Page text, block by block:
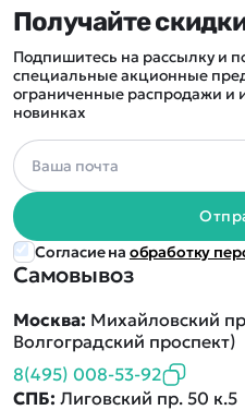
Самовывоз
Москва: Михайловский
Волгоградский проспект)
8(495) 008-53-92
СПБ: Лиговский пр. 50 к.5
Получайте
Подпишитесь на рассылку и
специальные акционные
ограниченные распродажи
новинках
Согласие на обработку